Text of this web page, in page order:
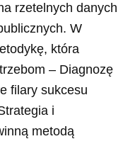
rzetelnych danych
W
która
– Diagnozę
filary sukcesu
i
metodą